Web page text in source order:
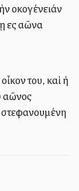
οἰκογένειάν
αἰῶνα
του, καὶ ἡ